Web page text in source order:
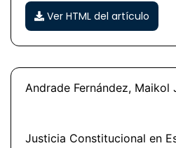
Ver HTML del artículo
Andrade Fernández, Maikol
Justicia Constitucional en